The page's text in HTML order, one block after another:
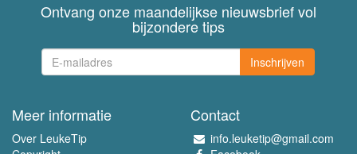
Ontvang onze maandelijkse nieuwsbrief vol
bijzondere tips
Inschrijven
Meer informatie
Over LeukeTip
Contact
info.leuketip@gmail.com